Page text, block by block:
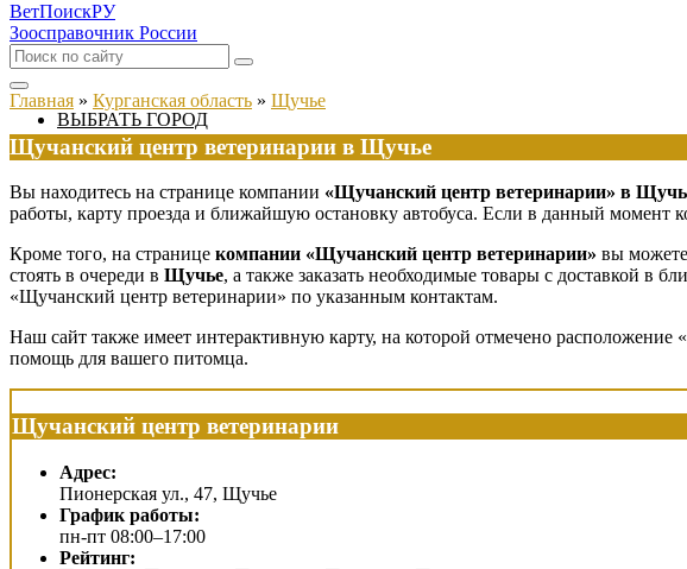
ВетПоискРУ
Зоосправочник России
ВЫБРАТЬ ГОРОД
Главная » Курганская область » Щучье
Щучанский центр ветеринарии в Щучье
Вы находитесь на странице компании «Щучанский центр ветеринарии» в
работы, карту проезда и ближайшую остановку автобуса. Если в данный момент
Кроме того, на странице компании «Щучанский центр ветеринарии» вы
стоять в очереди в Щучье, а также заказать необходимые товары с доставкой в
«Щучанский центр ветеринарии» по указанным контактам.
Наш сайт также имеет интерактивную карту, на которой отмечено
помощь для вашего питомца.
Щучанский центр ветеринарии
Адрес:
Пионерская ул., 47, Щучье
График работы:
пн-пт 08:00–17:00
Рейтинг: